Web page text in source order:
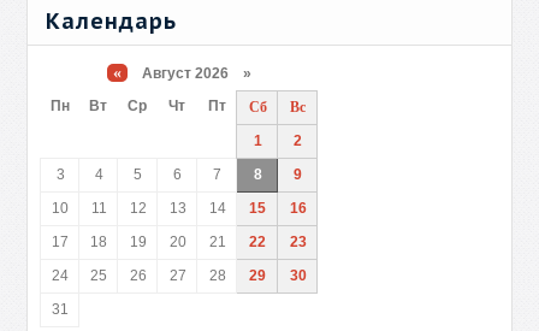
Календарь
« Август 2026 »
Пн
Вт Ср Чт Пт Сб
Вс
1
2
3
4 5 6 7 8
9
10
11 12 13 14 15
16
17
18 19 20 21 22
23
24
25 26 27 28 29
30
31